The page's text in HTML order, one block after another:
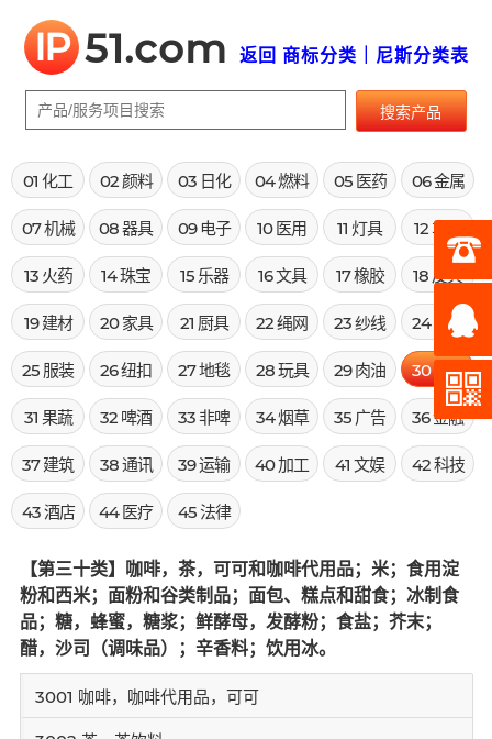
IP 51.com 返回 商标分类｜尼斯分类表
搜索产品
01 化工 02 颜料 03 日化 04 燃料 05 医药 06 金属
07 机械 08 器具 09 电子 10 医用 11 灯具 12 车辆
13 火药 14 珠宝 15 乐器 16 文具 17 橡胶 18 皮具
19 建材 20 家具 21 厨具 22 绳网 23 纱线 24 布料
25 服装 26 纽扣 27 地毯 28 玩具 29 肉油 30 米面
31 果蔬 32 啤酒 33 非啤 34 烟草 35 广告 36 金融
37 建筑 38 通讯 39 运输 40 加工 41 文娱 42 科技
43 酒店 44 医疗 45 法律
【第三十类】咖啡，茶，可可和咖啡代用品；米；食用淀
粉和西米；面粉和谷类制品；面包、糕点和甜食；冰制食
品；糖，蜂蜜，糖浆；鲜酵母，发酵粉；食盐；芥末；
醋，沙司（调味品）；辛香料；饮用冰。
3001 咖啡，咖啡代用品，可可